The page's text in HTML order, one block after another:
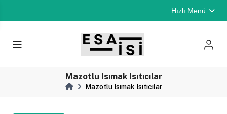
Hızlı Menü
Mazotlu Isımak Isıtıcılar
Mazotlu Isımak Isıtıcılar